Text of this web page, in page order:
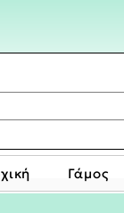
Γάμος